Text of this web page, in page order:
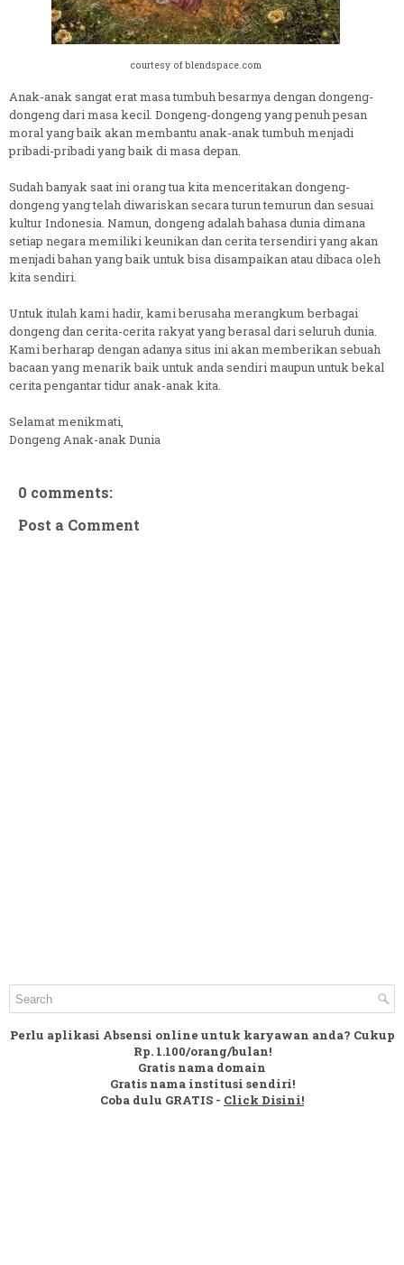
courtesy of blendspace.com
Anak-anak sangat erat masa tumbuh besarnya dengan dongeng-
dongeng dari masa kecil. Dongeng-dongeng yang penuh pesan
moral yang baik akan membantu anak-anak tumbuh menjadi
pribadi-pribadi yang baik di masa depan.
Sudah banyak saat ini orang tua kita menceritakan dongeng-
dongeng yang telah diwariskan secara turun temurun dan sesuai
kultur Indonesia. Namun, dongeng adalah bahasa dunia dimana
setiap negara memiliki keunikan dan cerita tersendiri yang akan
menjadi bahan yang baik untuk bisa disampaikan atau dibaca oleh
kita sendiri.
Untuk itulah kami hadir, kami berusaha merangkum berbagai
dongeng dan cerita-cerita rakyat yang berasal dari seluruh dunia.
Kami berharap dengan adanya situs ini akan memberikan sebuah
bacaan yang menarik baik untuk anda sendiri maupun untuk bekal
cerita pengantar tidur anak-anak kita.
Selamat menikmati,
Dongeng Anak-anak Dunia
0 comments:
Post a Comment
Perlu aplikasi Absensi online untuk karyawan anda? Cukup
Rp. 1.100/orang/bulan!
Gratis nama domain
Gratis nama institusi sendiri!
Coba dulu GRATIS - Click Disini!